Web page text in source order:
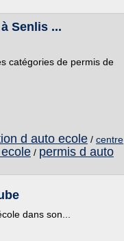
Senlis ...
catégories de permis de
d auto ecole / centre
/ permis d auto
dans son...